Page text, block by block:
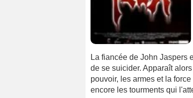
La fiancée de John Jaspers
de se suicider. Apparaît
pouvoir, les armes et la
encore les tourments qui